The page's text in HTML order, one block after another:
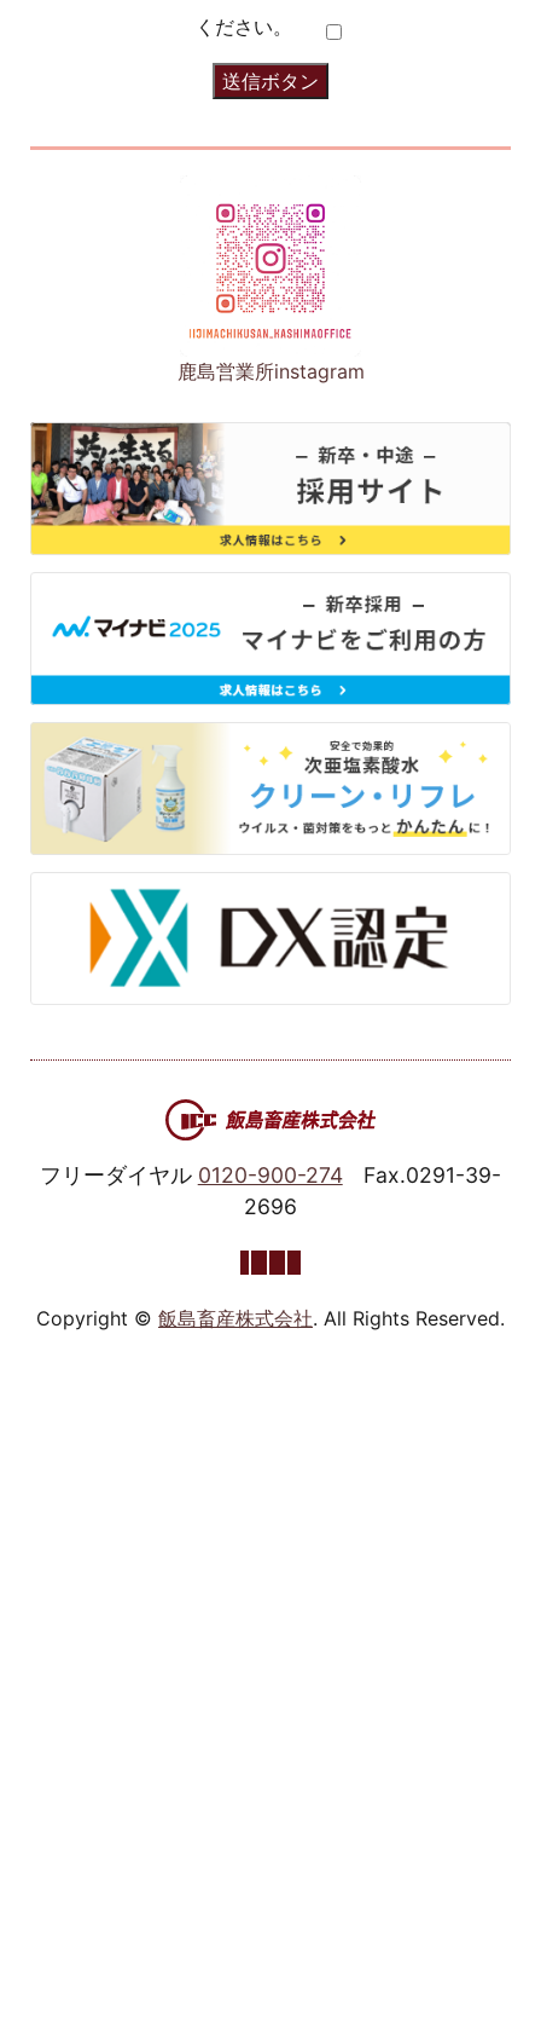
ください。
鹿島営業所instagram
フリーダイヤル 0120-900-274
Fax.0291-39-
2696
Copyright © 飯島畜産株式会社. All Rights Reserved.